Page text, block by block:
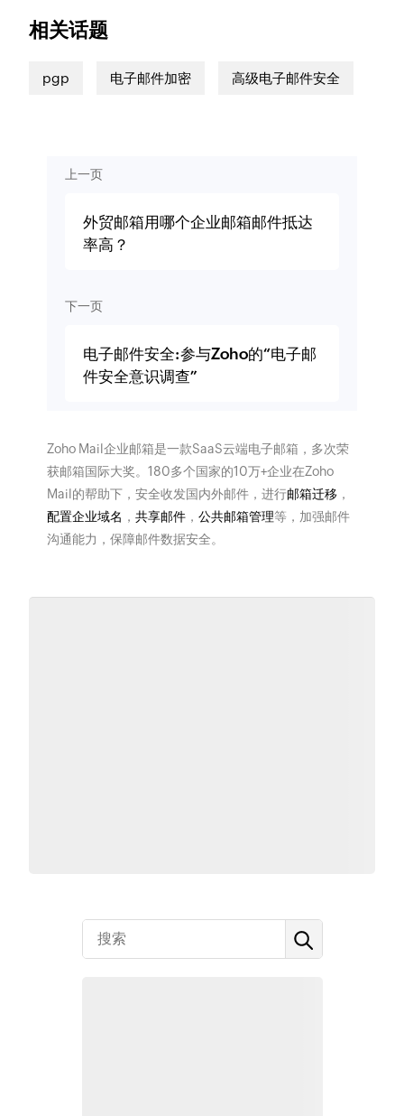
相关话题
pgp 电子邮件加密 高级电子邮件安全
上一页
外贸邮箱用哪个企业邮箱邮件抵达
率高？
下一页
电子邮件安全:参与Zoho的“电子邮
件安全意识调查”
Zoho Mail企业邮箱是一款SaaS云端电子邮箱，多次荣
获邮箱国际大奖。180多个国家的10万+企业在Zoho
Mail的帮助下，安全收发国内外邮件，进行邮箱迁移 ，
配置企业域名 ， 共享邮件， 公共邮箱管理等，加强邮件
沟通能力，保障邮件数据安全。